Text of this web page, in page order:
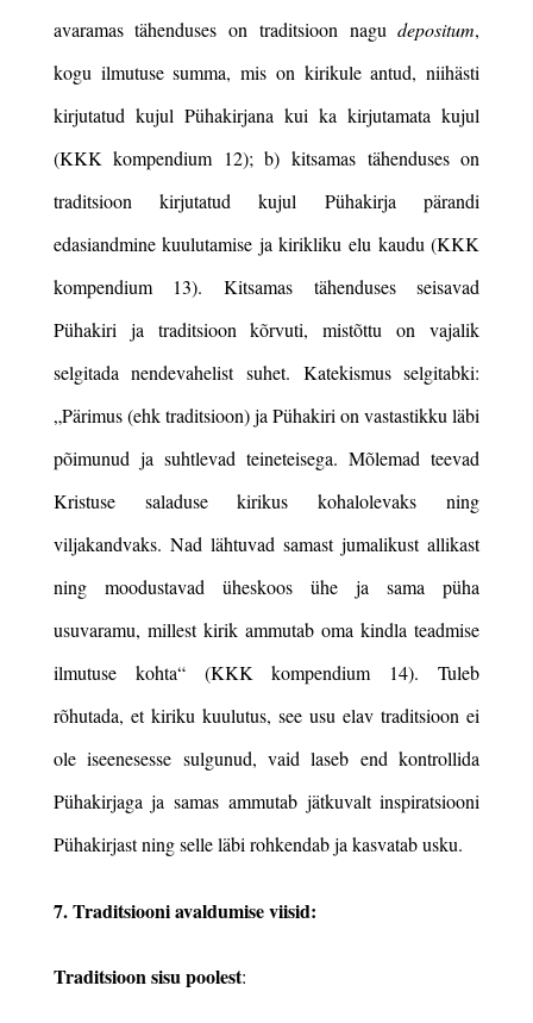
avaramas tähenduses on traditsioon nagudepositum,
kogu ilmutuse summa, mis on kirikule antud, niihästi
kirjutatud kujul Pühakirjana kui ka kirjutamata kujul
(KKK kompendium 12); b) kitsamas tähenduses on
traditsioon kirjutatud kujul Pühakirja pärandi
edasiandmine kuulutamise ja kirikliku elu kaudu (KKK
kompendium 13). Kitsamas tähenduses seisavad
Pühakiri ja traditsioon kõrvuti, mistõttu on vajalik
selgitada nendevahelist suhet. Katekismus selgitabki:
„Pärimus (ehk traditsioon) ja Pühakiri on vastastikku läbi
põimunud ja suhtlevad teineteisega. Mõlemad teevad
Kristuse saladuse kirikus kohalolevaks ning
viljakandvaks. Nad lähtuvad samast jumalikust allikast
ning moodustavad üheskoos ühe ja sama püha
usuvaramu, millest kirik ammutab oma kindla teadmise
ilmutuse kohta“ (KKK kompendium 14). Tuleb
rõhutada, et kiriku kuulutus, see usu elav traditsioon ei
ole iseenesesse sulgunud, vaid laseb end kontrollida
Pühakirjaga ja samas ammutab jätkuvalt inspiratsiooni
Pühakirjast ning selle läbi rohkendab ja kasvatab usku.
7. Traditsiooni avaldumise viisid:
Traditsioonsisu poolest: